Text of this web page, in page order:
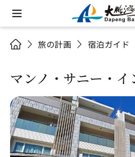
旅の計画 宿泊ガイド
マンノ・サニー・イ